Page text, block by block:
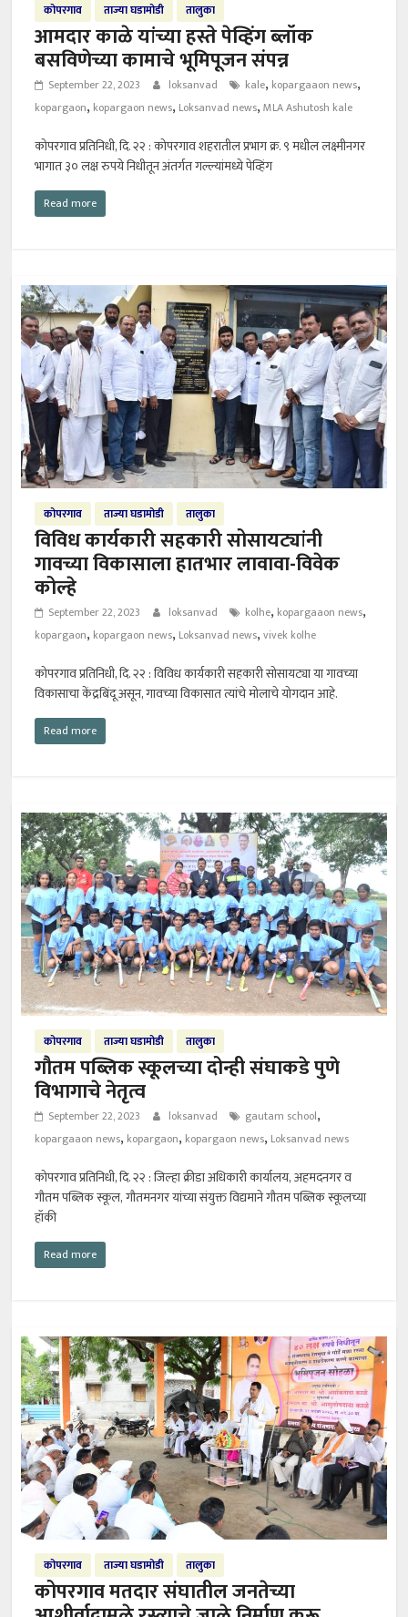
कोपरगाव ताज्या घडामोडी तालुका
आमदार काळे यांच्या हस्ते पेव्हिंग ब्लॉक
बसविणेच्या कामाचे भूमिपूजन संपन्न
September 22, 2023 loksanvad kale, kopargaaon news,
kopargaon, kopargaon news, Loksanvad news,MLA Ashutosh kale
कोपरगाव प्रतिनिधी, दि. २२ : कोपरगाव शहरातील प्रभाग क्र. ९ मधील लक्ष्मीनगर
भागात ३० लक्ष रुपये निधीतून अंतर्गत गल्ल्यांमध्ये पेव्हिंग
Read more
कोपरगाव ताज्या घडामोडी तालुका
विविध कार्यकारी सहकारी सोसायट्यांनी
गावच्या विकासाला हातभार लावावा-विवेक
कोल्हे
September 22, 2023 loksanvad kolhe, kopargaaon news,
kopargaon, kopargaon news, Loksanvad news,vivek kolhe
कोपरगाव प्रतिनिधी, दि. २२ : विविध कार्यकारी सहकारी सोसायट्या या गावच्या
विकासाचा केंद्रबिंदू असून, गावच्या विकासात त्यांचे मोलाचे योगदान आहे.
Read more
कोपरगाव ताज्या घडामोडी तालुका
गौतम पब्लिक स्कूलच्या दोन्ही संघाकडे पुणे
विभागाचे नेतृत्व
September 22, 2023 loksanvad gautam school,
kopargaaon news, kopargaon, kopargaon news, Loksanvad news
कोपरगाव प्रतिनिधी, दि. २२ : जिल्हा क्रीडा अधिकारी कार्यालय, अहमदनगर व
गौतम पब्लिक स्कूल, गौतमनगर यांच्या संयुक्त विद्यमाने गौतम पब्लिक स्कूलच्या
हॉकी
Read more
कोपरगाव ताज्या घडामोडी तालुका
कोपरगाव मतदार संघातील जनतेच्या